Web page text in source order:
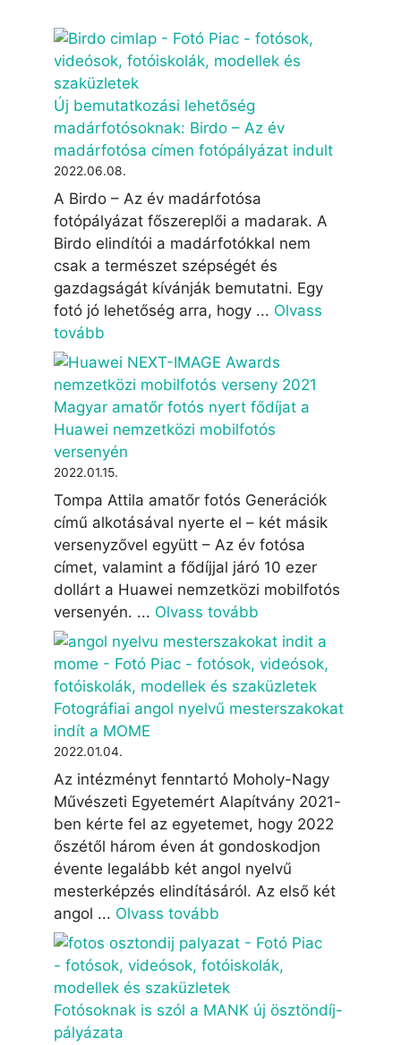
Új bemutatkozási lehetőség
madárfotósoknak: Birdo – Az év
madárfotósa címen fotópályázat indult
2022.06.08.
A Birdo – Az év madárfotósa
fotópályázat főszereplői a madarak. A
Birdo elindítói a madárfotókkal nem
csak a természet szépségét és
gazdagságát kívánják bemutatni. Egy
fotó jó lehetőség arra, hogy ... Olvass
tovább
Magyar amatőr fotós nyert fődíjat a
Huawei nemzetközi mobilfotós
versenyén
2022.01.15.
Tompa Attila amatőr fotós Generációk
című alkotásával nyerte el – két másik
versenyzővel együtt – Az év fotósa
címet, valamint a fődíjjal járó 10 ezer
dollárt a Huawei nemzetközi mobilfotós
versenyén. ... Olvass tovább
Fotográfiai angol nyelvű mesterszakokat
indít a MOME
2022.01.04.
Az intézményt fenntartó Moholy-Nagy
Művészeti Egyetemért Alapítvány 2021-
ben kérte fel az egyetemet, hogy 2022
őszétől három éven át gondoskodjon
évente legalább két angol nyelvű
mesterképzés elindításáról. Az első két
angol ... Olvass tovább
Fotósoknak is szól a MANK új ösztöndíj-
pályázata